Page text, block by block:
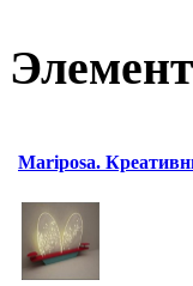
Mariposa.